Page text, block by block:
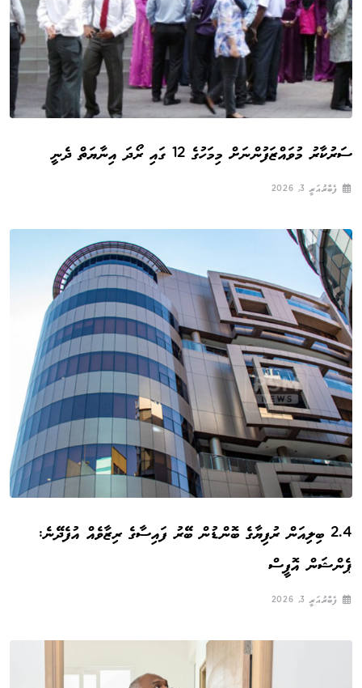
ސަރުކާރު މުވައްޒަފުންނަށް މިމަހުގެ 12 ގައި ރޯދަ އިނާޔަތް ދެނީ
ފެބްރުއަރީ 3, 2026
2.4 ބިލިއަން ރުފިޔާގެ ބޮންޑުން ބޭރު ފައިސާގެ ރިޒާވެއް އުފެދޭނެ:
ޕެންޝަން އޮފީސް
ފެބްރުއަރީ 3, 2026